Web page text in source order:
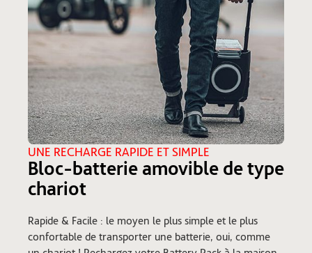
UNE RECHARGE RAPIDE ET SIMPLE
Bloc-batterie amovible de type
chariot
Rapide & Facile : le moyen le plus simple et le plus
confortable de transporter une batterie, oui, comme